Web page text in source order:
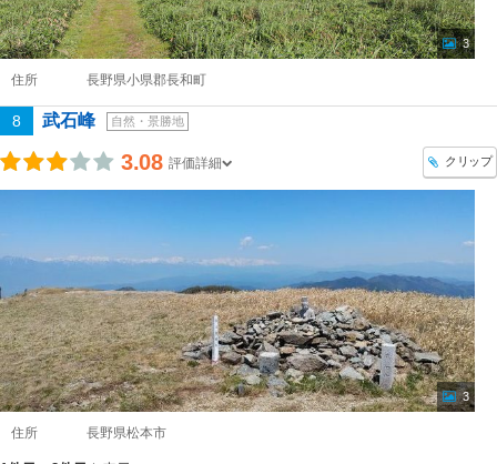
3
住所 長野県小県郡長和町
8 武石峰 自然・景勝地
3.08 評価詳細 クリップ
3
住所 長野県松本市